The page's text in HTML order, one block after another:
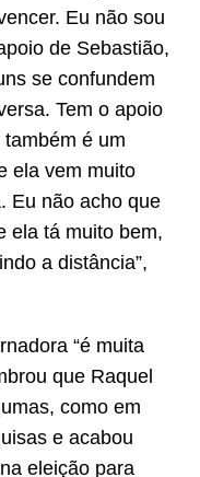
Eu não sou
de Sebastião,
se confundem
Tem o apoio
é um
ela vem muito
Eu não acho que
ela tá muito bem,
a distância”,
“é muita
que Raquel
como em
e acabou
eleição para